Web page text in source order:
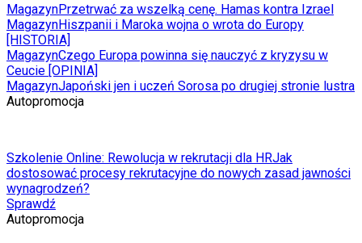
MagazynPrzetrwać za wszelką cenę. Hamas kontra Izrael
MagazynHiszpanii i Maroka wojna o wrota do Europy
[HISTORIA]
MagazynCzego Europa powinna się nauczyć z kryzysu w
Ceucie [OPINIA]
MagazynJapoński jen i uczeń Sorosa po drugiej stronie lustra
Autopromocja
Szkolenie Online: Rewolucja w rekrutacji dla HRJak
dostosować procesy rekrutacyjne do nowych zasad jawności
wynagrodzeń?
Sprawdź
Autopromocja